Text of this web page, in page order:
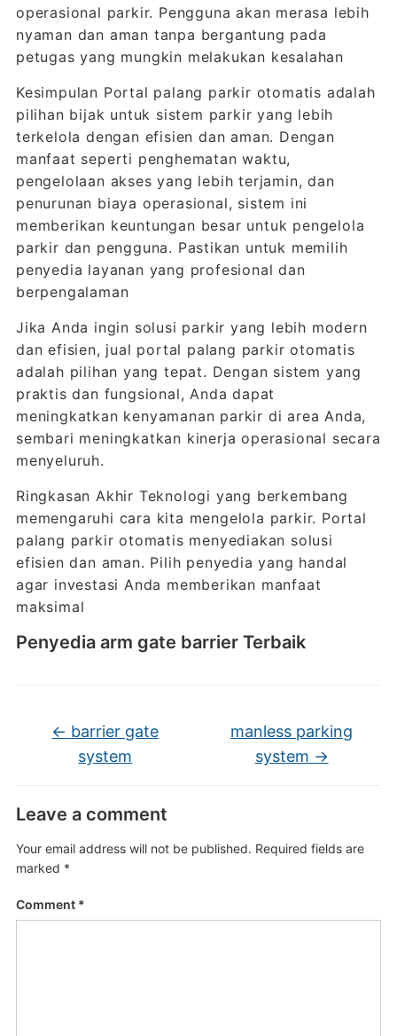
operasional parkir. Pengguna akan merasa lebih
nyaman dan aman tanpa bergantung pada
petugas yang mungkin melakukan kesalahan
Kesimpulan Portal palang parkir otomatis adalah
pilihan bijak untuk sistem parkir yang lebih
terkelola dengan efisien dan aman. Dengan
manfaat seperti penghematan waktu,
pengelolaan akses yang lebih terjamin, dan
penurunan biaya operasional, sistem ini
memberikan keuntungan besar untuk pengelola
parkir dan pengguna. Pastikan untuk memilih
penyedia layanan yang profesional dan
berpengalaman
Jika Anda ingin solusi parkir yang lebih modern
dan efisien, jual portal palang parkir otomatis
adalah pilihan yang tepat. Dengan sistem yang
praktis dan fungsional, Anda dapat
meningkatkan kenyamanan parkir di area Anda,
sembari meningkatkan kinerja operasional secara
menyeluruh.
Ringkasan Akhir Teknologi yang berkembang
memengaruhi cara kita mengelola parkir. Portal
palang parkir otomatis menyediakan solusi
efisien dan aman. Pilih penyedia yang handal
agar investasi Anda memberikan manfaat
maksimal
Penyedia arm gate barrier Terbaik
← barrier gate
system
manless parking
system →
Leave a comment
Your email address will not be published. Required fields are
marked *
Comment *